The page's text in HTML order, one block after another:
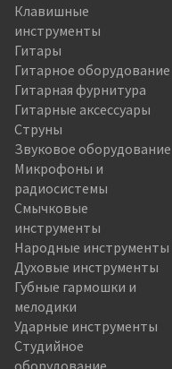
Клавишные
инструменты
Гитары
Гитарное оборудование
Гитарная фурнитура
Гитарные аксессуары
Струны
Звуковое оборудование
Микрофоны и
радиосистемы
Смычковые
инструменты
Народные инструменты
Духовые инструменты
Губные гармошки и
мелодики
Ударные инструменты
Студийное
оборудование